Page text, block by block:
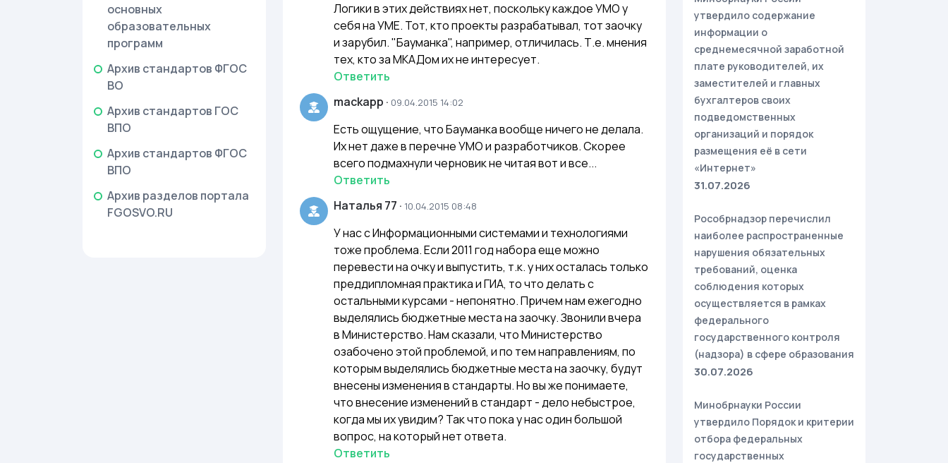
основных
образовательных
программ
Архив стандартов ФГОС
ВО
Архив стандартов ГОС
ВПО
Архив стандартов ФГОС
ВПО
Архив разделов портала
FGOSVO.RU
Логики в этих действиях нет, поскольку каждое УМО у
себя на УМЕ. Тот, кто проекты разрабатывал, тот заочку
и зарубил. "Бауманка", например, отличилась. Т.е. мнения
тех, кто за МКАДом их не интересует.
Ответить
mackapp · 09.04.2015 14:02
Есть ощущение, что Бауманка вообще ничего не делала.
Их нет даже в перечне УМО и разработчиков. Скорее
всего подмахнули черновик не читая вот и все...
Ответить
Наталья 77 · 10.04.2015 08:48
У нас с Информационными системами и технологиями
тоже проблема. Если 2011 год набора еще можно
перевести на очку и выпустить, т.к. у них осталась только
преддипломная практика и ГИА, то что делать с
остальными курсами - непонятно. Причем нам ежегодно
выделялись бюджетные места на заочку. Звонили вчера
в Министерство. Нам сказали, что Министерство
озабочено этой проблемой, и по тем направлениям, по
которым выделялись бюджетные места на заочку, будут
внесены изменения в стандарты. Но вы же понимаете,
что внесение изменений в стандарт - дело небыстрое,
когда мы их увидим? Так что пока у нас один большой
вопрос, на который нет ответа.
Ответить
утвердило содержание
информации о
среднемесячной заработной
плате руководителей, их
заместителей и главных
бухгалтеров своих
подведомственных
организаций и порядок
размещения её в сети
«Интернет»
31.07.2026
Рособрнадзор перечислил
наиболее распространенные
нарушения обязательных
требований, оценка
соблюдения которых
осуществляется в рамках
федерального
государственного контроля
(надзора) в сфере образования
30.07.2026
Минобрнауки России
утвердило Порядок и критерии
отбора федеральных
государственных